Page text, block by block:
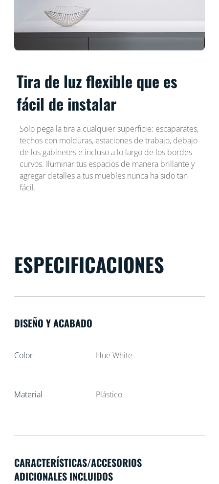
Tira de luz flexible que es
fácil de instalar
Solo pega la tira a cualquier superficie: escaparates,
techos con molduras, estaciones de trabajo, debajo
de los gabinetes e incluso a lo largo de los bordes
curvos. Iluminar tus espacios de manera brillante y
agregar detalles a tus muebles nunca ha sido tan
fácil.
ESPECIFICACIONES
DISEÑO Y ACABADO
Color Hue White
Material Plástico
CARACTERÍSTICAS/ACCESORIOS
ADICIONALES INCLUIDOS